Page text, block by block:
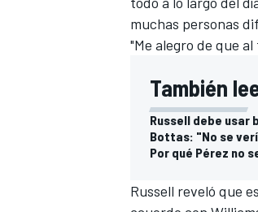
WRC
muchas personas
"Me alegro de que
También
Russell debe usar
Bottas: "No se
Por qué Pérez no
Russell reveló que